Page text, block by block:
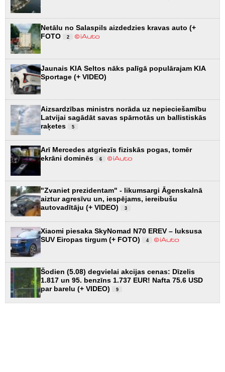
Netālu no Salaspils aizdedzies kravas auto (+
FOTO
2
Jaunais KIA Seltos nāks palīgā populārajam KIA
Sportage (+ VIDEO)
Aizsardzības ministrs norāda uz nepieciešamību
Latvijai sagādāt savas spārnotās un ballistiskās
raķetes
5
Arī Mercedes atgriezīs fiziskās pogas, tomēr
ekrāni dominēs
6
"Zvaniet prezidentam" - likumsargi Āgenskalnā
aiztur agresīvu un, iespējams, iereibušu
autovadītāju (+ VIDEO)
3
Xiaomi piesaka SkyNomad N70 EREV – luksusa
SUV Eiropas tirgum (+ FOTO)
4
Šodien (5.08) degvielai akcijas cenas: Dīzelis
1.817 un 95. benzīns 1.737 EUR! Nafta 75.6 USD
par barelu (+ VIDEO)
9